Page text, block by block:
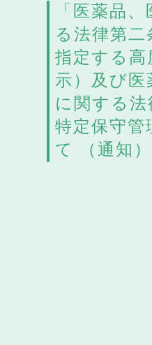
「医薬品
る法律第
指定する高
示）及び医
に関する
特定保守
て （通知）